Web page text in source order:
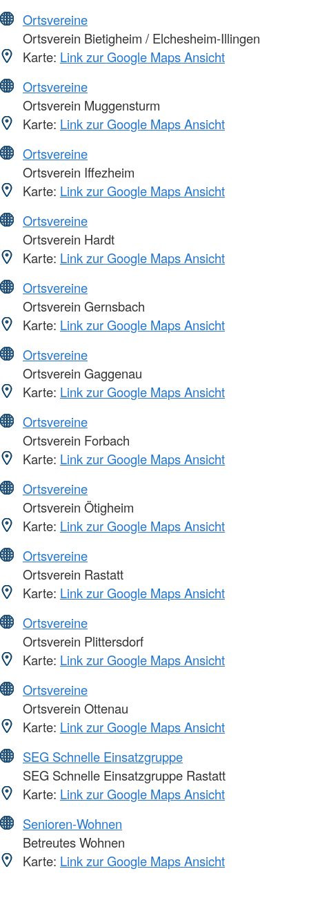
Ortsvereine
Ortsverein Bietigheim / Elchesheim-Illingen
Karte: Link zur Google Maps Ansicht
Ortsvereine
Ortsverein Muggensturm
Karte: Link zur Google Maps Ansicht
Ortsvereine
Ortsverein Iffezheim
Karte: Link zur Google Maps Ansicht
Ortsvereine
Ortsverein Hardt
Karte: Link zur Google Maps Ansicht
Ortsvereine
Ortsverein Gernsbach
Karte: Link zur Google Maps Ansicht
Ortsvereine
Ortsverein Gaggenau
Karte: Link zur Google Maps Ansicht
Ortsvereine
Ortsverein Forbach
Karte: Link zur Google Maps Ansicht
Ortsvereine
Ortsverein Ötigheim
Karte: Link zur Google Maps Ansicht
Ortsvereine
Ortsverein Rastatt
Karte: Link zur Google Maps Ansicht
Ortsvereine
Ortsverein Plittersdorf
Karte: Link zur Google Maps Ansicht
Ortsvereine
Ortsverein Ottenau
Karte: Link zur Google Maps Ansicht
SEG Schnelle Einsatzgruppe
SEG Schnelle Einsatzgruppe Rastatt
Karte: Link zur Google Maps Ansicht
Senioren-Wohnen
Betreutes Wohnen
Karte: Link zur Google Maps Ansicht